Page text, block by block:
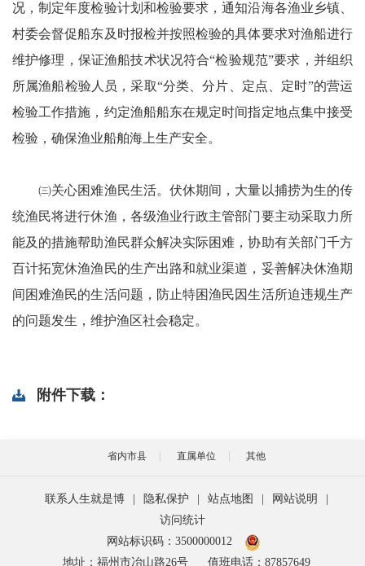
况，制定年度检验计划和检验要求，通知沿海各渔业乡镇、
村委会督促船东及时报检并按照检验的具体要求对渔船进行
维护修理，保证渔船技术状况符合“检验规范”要求，并组织
所属渔船检验人员，采取“分类、分片、定点、定时”的营运
检验工作措施，约定渔船船东在规定时间指定地点集中接受
检验，确保渔业船舶海上生产安全。
㈢关心困难渔民生活。伏休期间，大量以捕捞为生的传
统渔民将进行休渔，各级渔业行政主管部门要主动采取力所
能及的措施帮助渔民群众解决实际困难，协助有关部门千方
百计拓宽休渔渔民的生产出路和就业渠道，妥善解决休渔期
间困难渔民的生活问题，防止特困渔民因生活所迫违规生产
的问题发生，维护渔区社会稳定。
附件下载：
省内市县 直属单位 其他
联系人生就是博 隐私保护 站点地图 网站说明
访问统计
网站标识码：3500000012
地址：福州市冶山路26号
值班电话：87857649